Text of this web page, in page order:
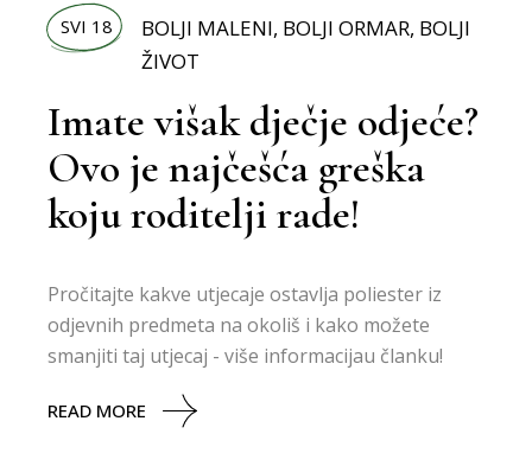
SVI 18 BOLJI MALENI, BOLJI ORMAR, BOLJI
ŽIVOT
Imate višak dječje odjeće?
Ovo je najčešća greška
koju roditelji rade!
Pročitajte kakve utjecaje ostavlja poliester iz
odjevnih predmeta na okoliš i kako možete
smanjiti taj utjecaj - više informacijau članku!
READ MORE